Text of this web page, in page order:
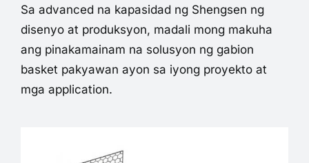
Sa advanced na kapasidad ng Shengsen ng
disenyo at produksyon, madali mong makuha
ang pinakamainam na solusyon ng gabion
basket pakyawan ayon sa iyong proyekto at
mga application.